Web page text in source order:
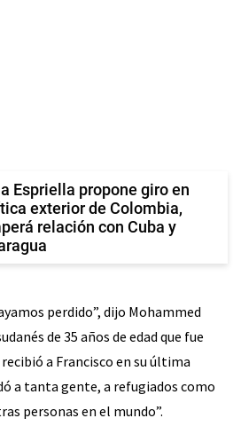
Espriella propone giro en
exterior de Colombia,
relación con Cuba y
perdido”, dijo Mohammed
de 35 años de edad que fue
a Francisco en su última
a tanta gente, a refugiados como
personas en el mundo”.